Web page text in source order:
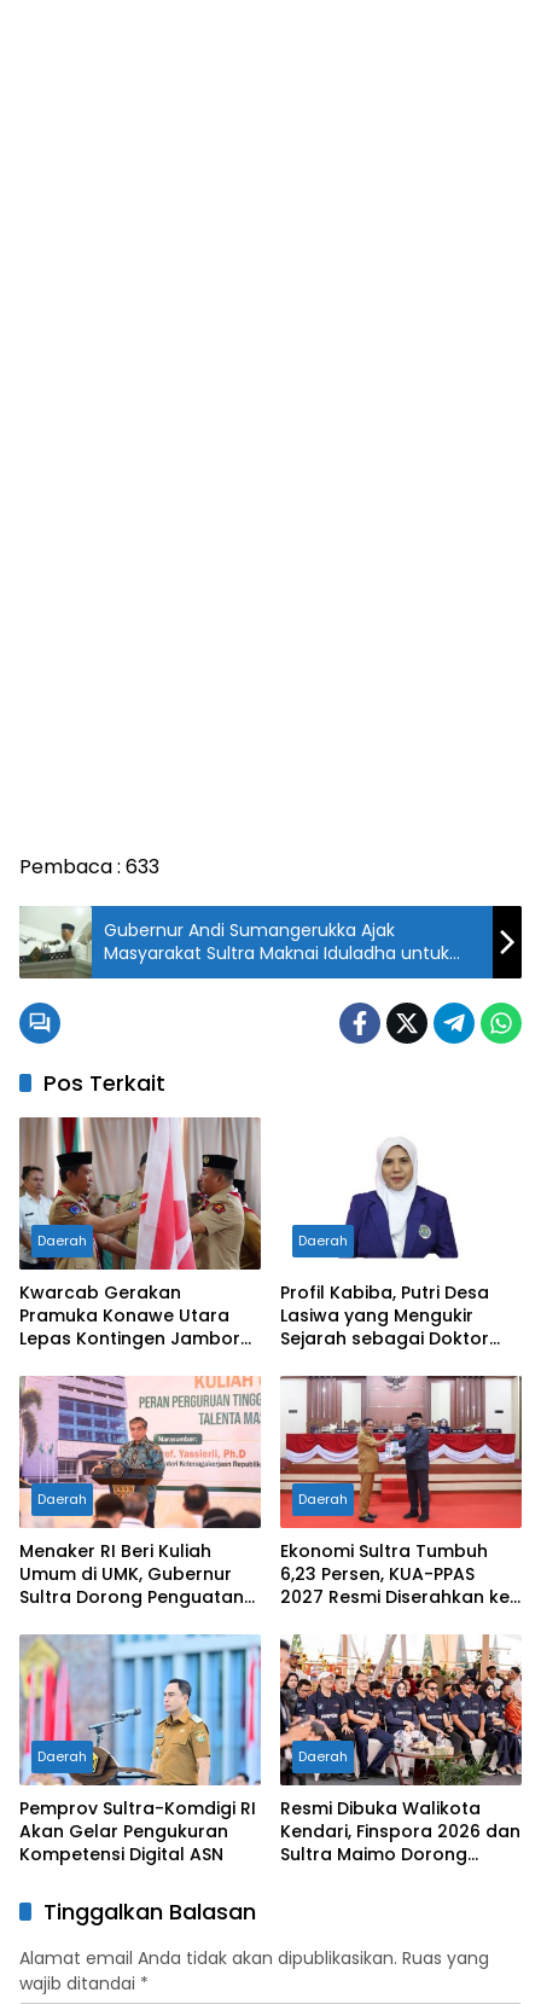
Pembaca : 633
Gubernur Andi Sumangerukka Ajak
Masyarakat Sultra Maknai Iduladha untuk
Memperkuat Kepedulian Sosial
Pos Terkait
Daerah
Kwarcab Gerakan
Pramuka Konawe Utara
Lepas Kontingen Jambore
Ikbar: Tunjukkan Karakter
Generasi Muda Konut yang
Disiplin dan Berprestasi
Daerah
Profil Kabiba, Putri Desa
Lasiwa yang Mengukir
Sejarah sebagai Doktor
Kelahirannya
Daerah
Menaker RI Beri Kuliah
Umum di UMK, Gubernur
Sultra Dorong Penguatan
Dunia Kerja
Daerah
Ekonomi Sultra Tumbuh
6,23 Persen, KUA-PPAS
2027 Resmi Diserahkan ke
Daerah
Pemprov Sultra-Komdigi RI
Akan Gelar Pengukuran
Kompetensi Digital ASN
Daerah
Resmi Dibuka Walikota
Kendari, Finspora 2026 dan
Sultra Maimo Dorong
Tinggalkan Balasan
Alamat email Anda tidak akan dipublikasikan. Ruas yang
wajib ditandai *